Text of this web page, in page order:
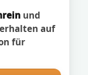
und
auf
für